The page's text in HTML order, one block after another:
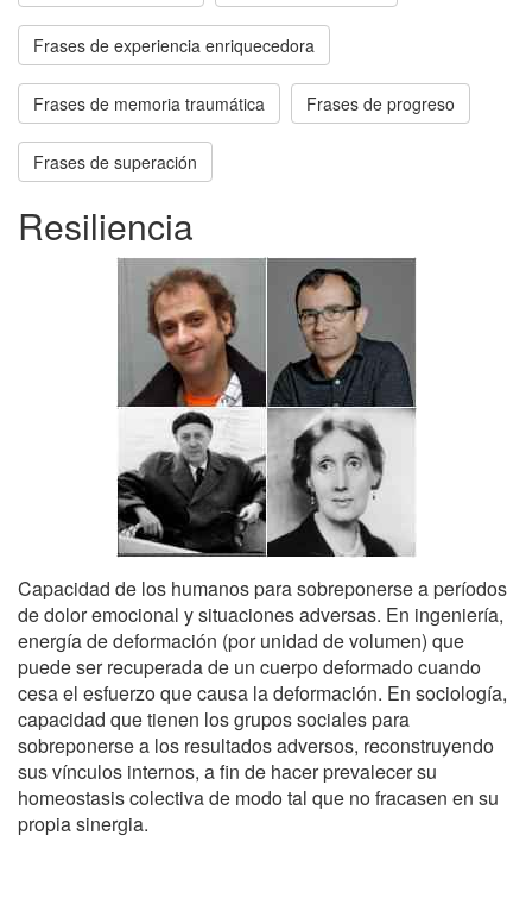
Frases de experiencia enriquecedora
Frases de memoria traumática Frases de progreso
Frases de superación
Resiliencia
Capacidad de los humanos para sobreponerse a períodos
de dolor emocional y situaciones adversas. En ingeniería,
energía de deformación (por unidad de volumen) que
puede ser recuperada de un cuerpo deformado cuando
cesa el esfuerzo que causa la deformación. En sociología,
capacidad que tienen los grupos sociales para
sobreponerse a los resultados adversos, reconstruyendo
sus vínculos internos, a fin de hacer prevalecer su
homeostasis colectiva de modo tal que no fracasen en su
propia sinergia.